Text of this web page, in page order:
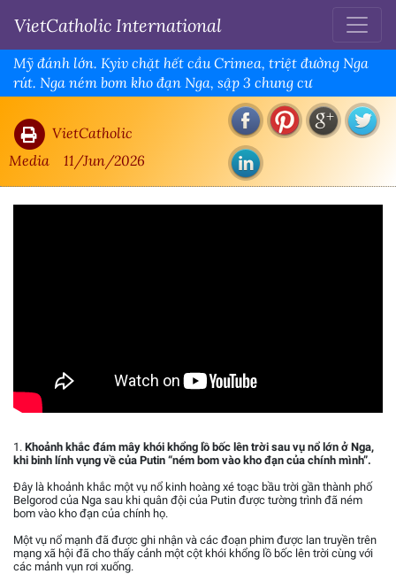
VietCatholic International
Mỹ đánh lớn. Kyiv chặt hết cầu Crimea, triệt đường Nga
rút. Nga ném bom kho đạn Nga, sập 3 chung cư
VietCatholic
Media
11/Jun/2026
1. Khoảnh khắc đám mây khói khổng lồ bốc lên trời sau vụ nổ lớn ở Nga,
khi binh lính vụng về của Putin “ném bom vào kho đạn của chính mình”.
Đây là khoảnh khắc một vụ nổ kinh hoàng xé toạc bầu trời gần thành phố
Belgorod của Nga sau khi quân đội của Putin được tường trình đã ném
bom vào kho đạn của chính họ.
Một vụ nổ mạnh đã được ghi nhận và các đoạn phim được lan truyền trên
mạng xã hội đã cho thấy cảnh một cột khói khổng lồ bốc lên trời cùng với
các mảnh vụn rơi xuống.